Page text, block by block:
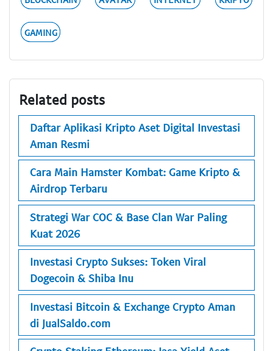
GAMING
Related posts
Daftar Aplikasi Kripto Aset Digital Investasi
Aman Resmi
Cara Main Hamster Kombat: Game Kripto &
Airdrop Terbaru
Strategi War COC & Base Clan War Paling
Kuat 2026
Investasi Crypto Sukses: Token Viral
Dogecoin & Shiba Inu
Investasi Bitcoin & Exchange Crypto Aman
di JualSaldo.com